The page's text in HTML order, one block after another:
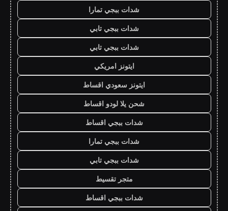
شدات ببجي تمارا
شدات ببجي تابي
شدات ببجي تابي
ايتونز امريكي
ايتونز سعودي اقساط
شحن يلا لودو اقساط
شدات ببجي اقساط
شدات ببجي تمارا
شدات ببجي تابي
متجر تقسيط
شدات ببجي اقساط